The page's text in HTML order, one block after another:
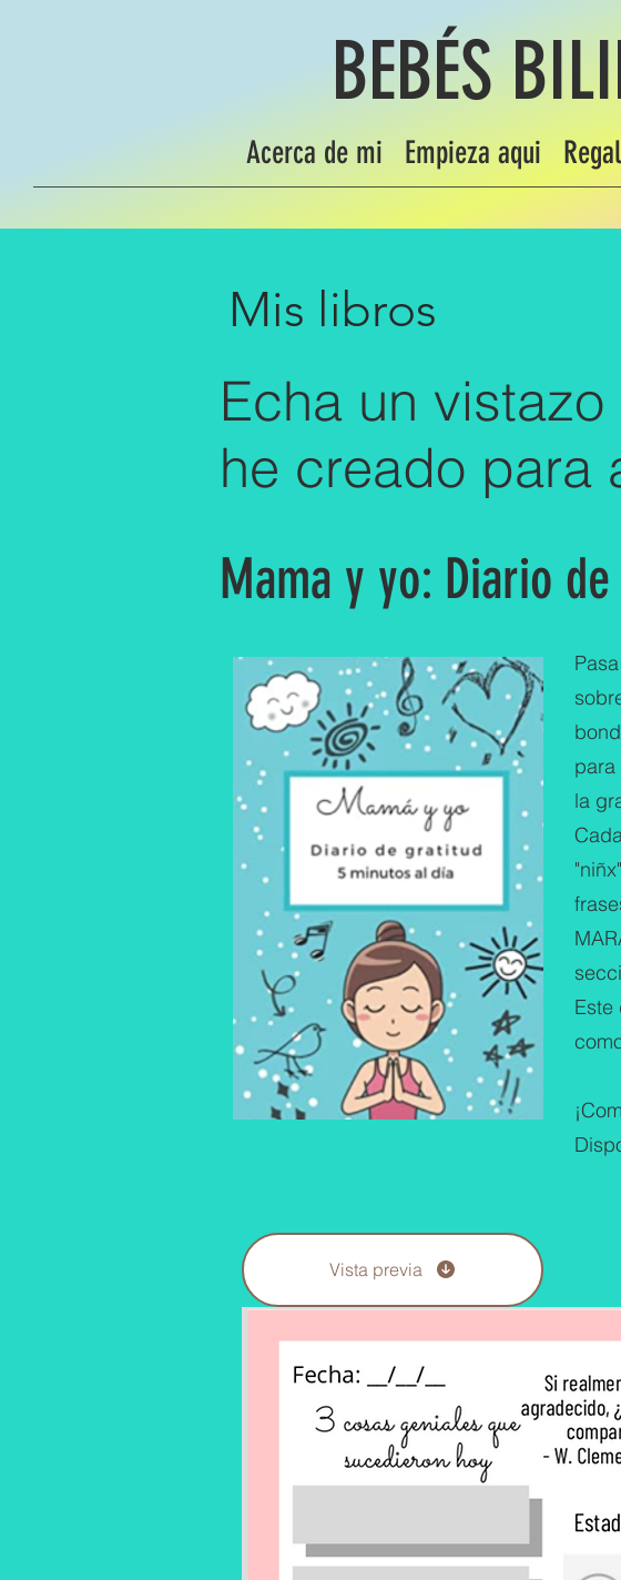
BEBÉS
Acerca de mi Empieza aqui
Mis libros
Echa un
he creado para
Mama y yo: Diario
Vista previa
la
Este